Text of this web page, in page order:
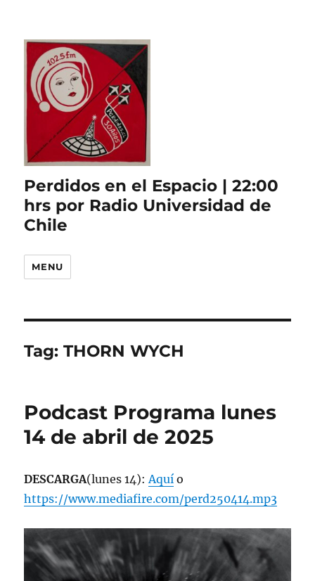
Perdidos en el Espacio | 22:00
hrs por Radio Universidad de
Chile
MENU
Tag:THORN WYCH
Podcast Programa lunes
14 de abril de 2025
DESCARGA(lunes 14):Aquí o
https://www.mediafire.com/perd250414.mp3